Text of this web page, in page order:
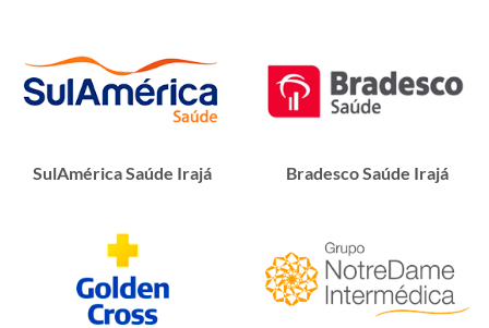
SulAmérica Saúde Irajá Bradesco Saúde Irajá